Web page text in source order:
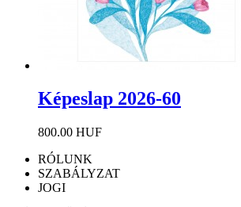
Képeslap 2026-60
800.00 HUF
RÓLUNK
SZABÁLYZAT
JOGI